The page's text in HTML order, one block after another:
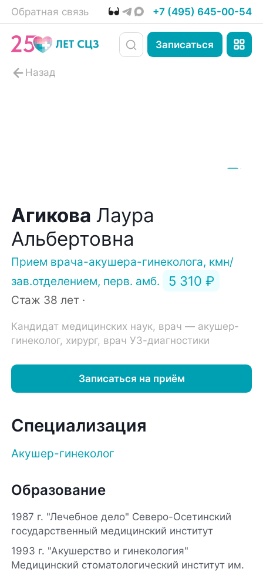
Обратная связь +7 (495) 645-00-54
Записаться
Агикова Лаура
Альбертовна
Стаж 38 лет ·
Прием врача-акушера-гинеколога, кмн/
зав.отделением, перв. амб.
5 310 ₽
Кандидат медицинских наук, врач — акушер-
гинеколог, хирург, врач УЗ-диагностики
Записаться на приём
Специализация
Акушер-гинеколог
Образование
1987 г. "Лечебное дело" Северо-Осетинский
государственный медицинский институт
1993 г. "Акушерство и гинекология"
Медицинский стоматологический институт им.